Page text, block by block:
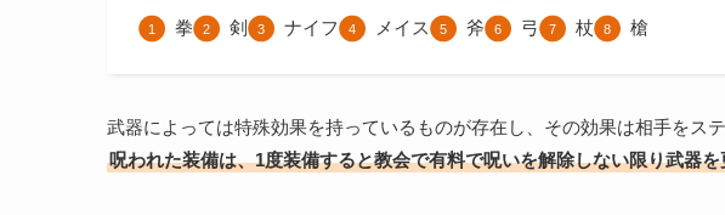
拳 剣 ナイフ メイス 斧 弓 杖 槍
武器によっては特殊効果を持っているものが存在し、その効果は相手をス
呪われた装備は、1度装備すると教会で有料で呪いを解除しない限り武器